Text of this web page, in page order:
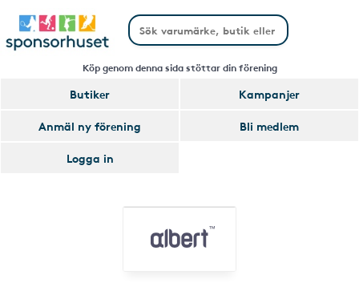
Köp genom denna sida stöttar din förening
Butiker
Kampanjer
Anmäl ny förening
Bli medlem
Logga in